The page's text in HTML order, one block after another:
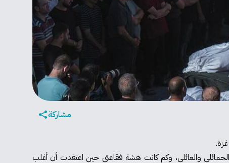
مشاركة
الحمائلي والعائلي، وكم كانت هشة فقاعتي حين اعتقدت أن أغلب